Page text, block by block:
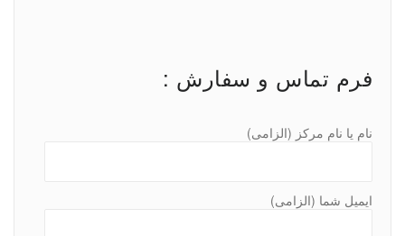
فرم تماس و سفارش :
نام یا نام مرکز (الزامی)
ایمیل شما (الزامی)